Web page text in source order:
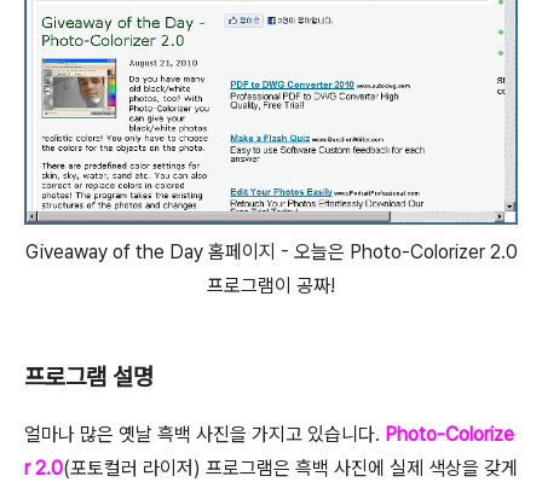
Giveaway of the Day 홈페이지 - 오늘은 Photo-Colorizer 2.0
프로그램이 공짜!
프로그램 설명
얼마나 많은 옛날 흑백 사진을 가지고 있습니다. Photo-Colorize
r 2.0(포토컬러 라이저) 프로그램은 흑백 사진에 실제 색상을 갖게